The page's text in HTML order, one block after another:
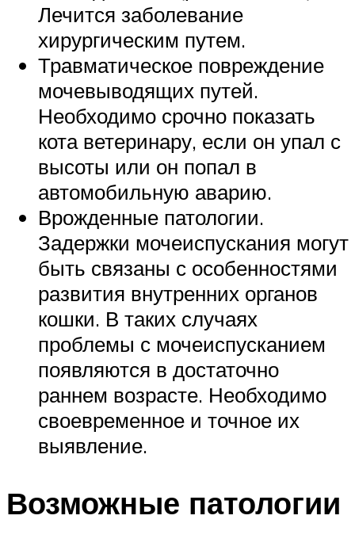
Лечится заболевание
хирургическим путем.
Травматическое повреждение
мочевыводящих путей.
Необходимо срочно показать
кота ветеринару, если он упал с
высоты или он попал в
автомобильную аварию.
Врожденные патологии.
Задержки мочеиспускания могут
быть связаны с особенностями
развития внутренних органов
кошки. В таких случаях
проблемы с мочеиспусканием
появляются в достаточно
раннем возрасте. Необходимо
своевременное и точное их
выявление.
Возможные патологии